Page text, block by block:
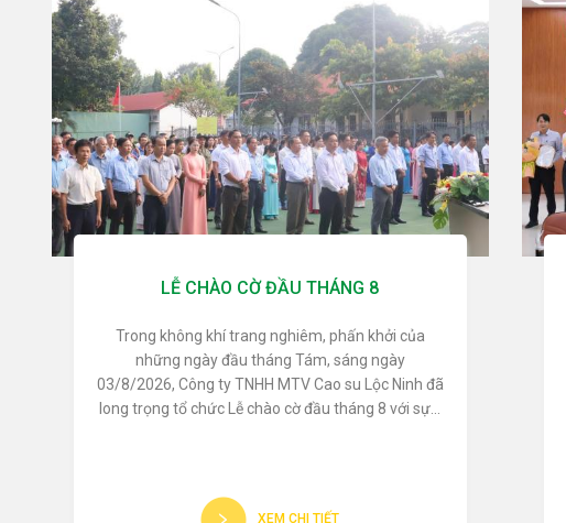
LỄ CHÀO CỜ ĐẦU THÁNG 8
Trong không khí trang nghiêm, phấn khởi của
những ngày đầu tháng Tám, sáng ngày
03/8/2026, Công ty TNHH MTV Cao su Lộc Ninh đã
long trọng tổ chức Lễ chào cờ đầu tháng 8 với sự...
XEM CHI TIẾT